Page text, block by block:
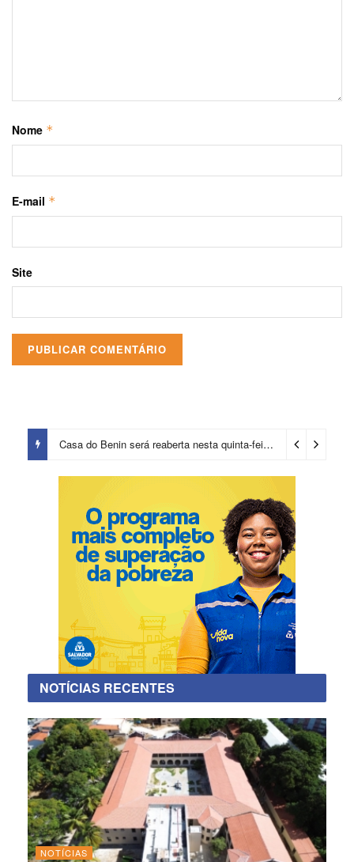
Nome *
E-mail *
Site
Casa do Benin será reaberta nesta quinta-feira (6) 3 horas ago
NOTÍCIAS RECENTES
NOTÍCIAS